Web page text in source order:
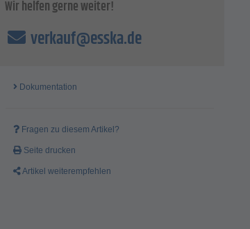
Wir helfen gerne weiter!
verkauf@esska.de
Dokumentation
Fragen zu diesem Artikel?
Seite drucken
Artikel weiterempfehlen